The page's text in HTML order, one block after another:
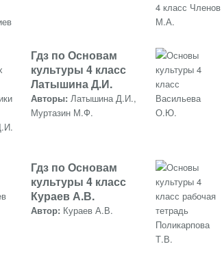
Гдз по Основам
культуры 4 класс
Латышина Д.И.
Авторы: Латышина Д.И.,
Муртазин М.Ф.
Гдз по Основам
культуры 4 класс
Кураев А.В.
Автор: Кураев А.В.